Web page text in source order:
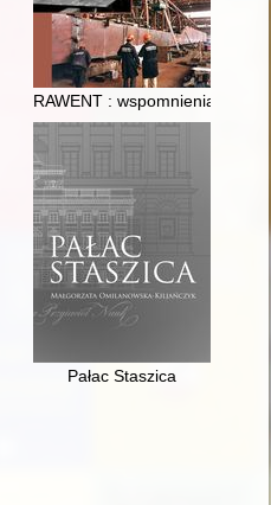
Jak nie pisać monografii o
RAWENT : wspomnienia
Teatr Miejski w Lublinie w latach
Pałac Staszica